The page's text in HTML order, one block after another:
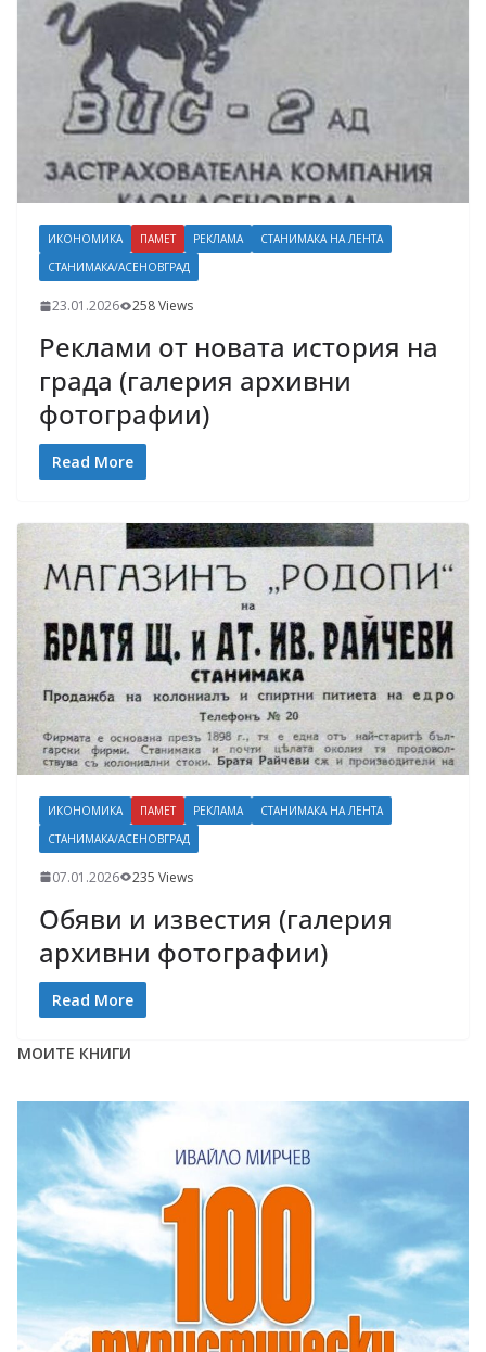
ИКОНОМИКА ПАМЕТ РЕКЛАМА
СТАНИМАКА НА ЛЕНТА
СТАНИМАКА/АСЕНОВГРАД
23.01.2026 258 Views
Реклами от новата история на
града (галерия архивни
фотографии)
Read More
ИКОНОМИКА ПАМЕТ РЕКЛАМА
СТАНИМАКА НА ЛЕНТА
СТАНИМАКА/АСЕНОВГРАД
07.01.2026 235 Views
Обяви и известия (галерия
архивни фотографии)
Read More
МОИТЕ КНИГИ